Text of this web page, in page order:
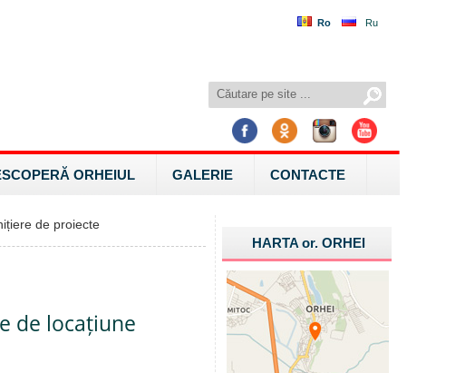
Ro Ru
ORHEIUL GALERIE CONTACTE
de proiecte
de locațiune
HARTA or.ORHEI